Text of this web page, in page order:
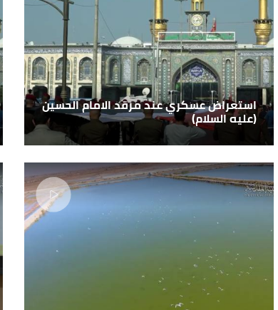
استعراض عسكري عند مرقد الامام الحسين
(عليه السلام)